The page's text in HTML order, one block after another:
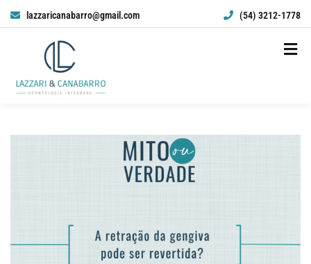
lazzaricanabarro@gmail.com (54) 3212-1778